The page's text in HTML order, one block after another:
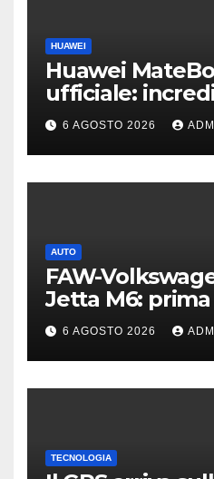
HUAWEI
Huawei
ufficiale:
leggero e
6 AGOSTO 2026
AUTO
FAW-
Jetta M6:
elettrica del
6 AGOSTO 2026
TECNOLOGIA